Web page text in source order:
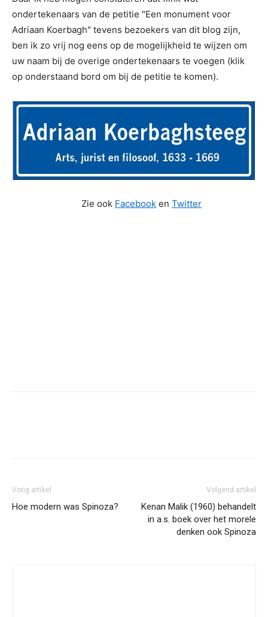
ondertekenaars van de petitie "Een monument voor
Adriaan Koerbagh" tevens bezoekers van dit blog zijn,
ben ik zo vrij nog eens op de mogelijkheid te wijzen om
uw naam bij de overige ondertekenaars te voegen (klik
op onderstaand bord om bij de petitie te komen).
Zie ook Facebook en Twitter
Vorig artikel
Hoe modern was Spinoza?
Volgend artikel
Kenan Malik (1960) behandelt
in a.s. boek over het morele
denken ook Spinoza